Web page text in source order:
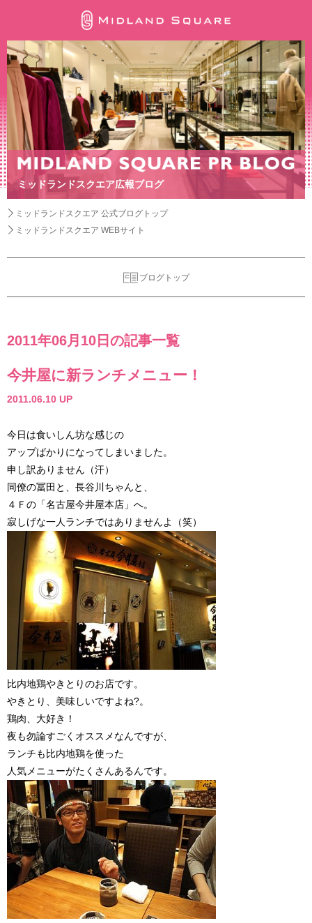
ミッドランドスクエア広報ブログ
ミッドランドスクエア 公式ブログトップ
ミッドランドスクエア WEBサイト
ブログトップ
2011年06月10日の記事一覧
今井屋に新ランチメニュー！
2011.06.10 UP
今日は食いしん坊な感じの
アップばかりになってしまいました。
申し訳ありません（汗）
同僚の冨田と、長谷川ちゃんと、
４Ｆの「名古屋今井屋本店」へ。
寂しげな一人ランチではありませんよ（笑）
比内地鶏やきとりのお店です。
やきとり、美味しいですよね?。
鶏肉、大好き！
夜も勿論すごくオススメなんですが、
ランチも比内地鶏を使った
人気メニューがたくさんあるんです。